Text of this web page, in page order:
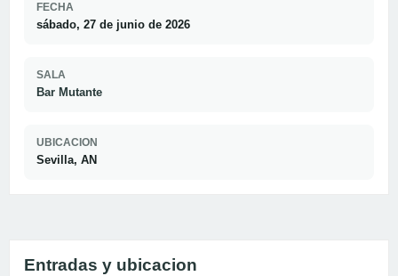
FECHA
sábado, 27 de junio de 2026
SALA
Bar Mutante
UBICACION
Sevilla, AN
Entradas y ubicacion